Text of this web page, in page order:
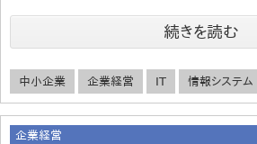
続きを読む
中小企業 企業経営 IT 情報システム
企業経営